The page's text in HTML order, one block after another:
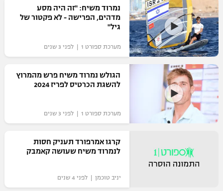
VOD
רץ ברשת
גביע הטוטו
ליגיונרים
גביע המדינה
נבחרת ישראל
מכבי חיפה
מכבי תל אביב
ליגת האלופות
ליגה אירופית
ליגה אנגלית
ליגה גרמנית
ליגה ספרדית
ליגה איטלקית
ליגה צרפתית
כדורסל ישראלי
ליגת ווינר סל
ליגה לאומית
כדורסל נשים
מכבי תל אביב
הפועל ירושלים
כדורסל עולמי
NBA
יורוליג
יורוקאפ
ענפים נוספים
טניס
כדורעף
נמרוד משיח: "זה היה מסע
מדהים, הפרישה - לא פקטור של
גיל"
מערכת ספורט 1 | לפני 3 שנים
הגולש נמרוד משיח פרש מהמרוץ
להשגת הכרטיס לפריז 2024
מערכת ספורט 1 | לפני 3 שנים
קרגו אמרפורד תעניק חסות
לנמרוד משיח שעושה קאמבק
יניב טוכמן | לפני 4 שנים